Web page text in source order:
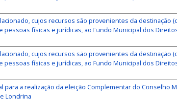
cujos recursos são provenientes da destinação
físicas e jurídicas, ao Fundo Municipal dos
cujos recursos são provenientes da destinação
físicas e jurídicas, ao Fundo Municipal dos
para a realização da eleição Complementar do Conselho
Londrina